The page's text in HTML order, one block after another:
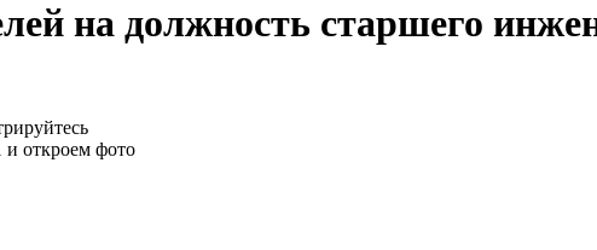
на должность старшего
и откроем фото